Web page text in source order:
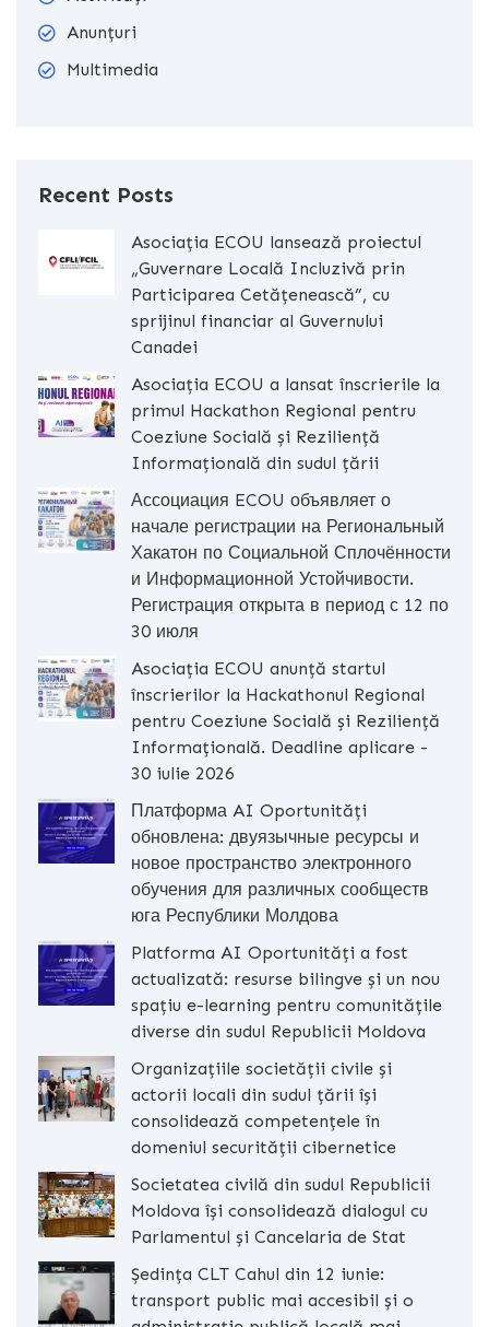
Anunțuri
Multimedia
Recent Posts
Asociația ECOU lansează proiectul
„Guvernare Locală Incluzivă prin
Participarea Cetățenească”, cu
sprijinul financiar al Guvernului
Canadei
Asociația ECOU a lansat înscrierile la
primul Hackathon Regional pentru
Coeziune Socială și Reziliență
Informațională din sudul țării
Ассоциация ECOU объявляет о
начале регистрации на Региональный
Хакатон по Социальной Сплочённости
и Информационной Устойчивости.
Регистрация открыта в период с 12 по
30 июля
Asociația ECOU anunță startul
înscrierilor la Hackathonul Regional
pentru Coeziune Socială și Reziliență
Informațională. Deadline aplicare -
30 iulie 2026
Платформа AI Oportunități
обновлена: двуязычные ресурсы и
новое пространство электронного
обучения для различных сообществ
юга Республики Молдова
Platforma AI Oportunități a fost
actualizată: resurse bilingve și un nou
spațiu e-learning pentru comunitățile
diverse din sudul Republicii Moldova
Organizațiile societății civile și
actorii locali din sudul țării își
consolidează competențele în
domeniul securității cibernetice
Societatea civilă din sudul Republicii
Moldova își consolidează dialogul cu
Parlamentul și Cancelaria de Stat
Ședința CLT Cahul din 12 iunie:
transport public mai accesibil și o